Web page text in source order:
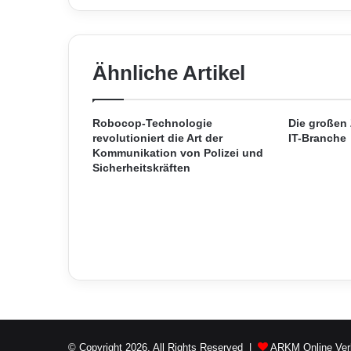
d
r
p
M
e
r
c
e
b
Ähnliche Artikel
Robocop-Technologie
revolutioniert die Art der
Kommunikation von Polizei und
Sicherheitskräften
Die
IT-Branche
© Copyright 2026, All Rights Reserved | ARKM Online